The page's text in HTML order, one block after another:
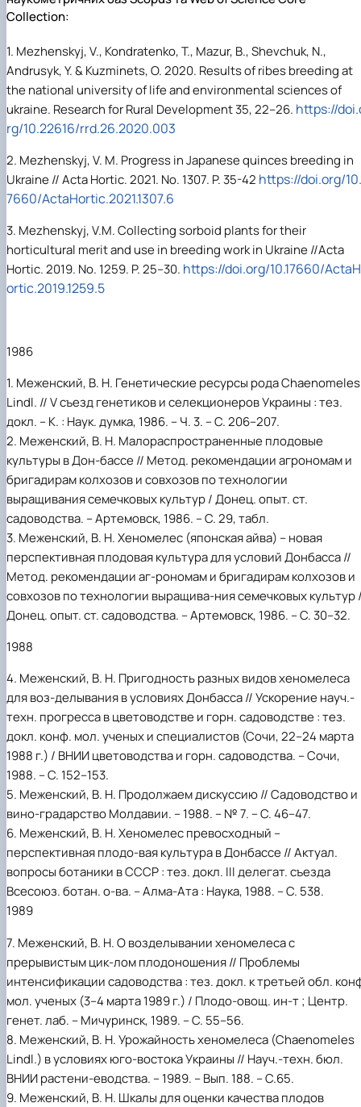
Нагородження гуртка
Участь гуртківців у І турі Всеукраїнського
конкурсу студентських наукових робіт…
Участь гуртківців у всеукраїнських та
міжнародних наукових заходах
Публікаційна (наукова) активність
Стратегія розвитку студентського
гуртка
Інстаграм сторінка гуртка
Керівники гуртка
Collection:
1. Mezhenskyj, V., Kondratenko, T., Mazur, B., Shevchuk, N.,
Andrusyk, Y. & Kuzminets, O. 2020. Results of ribes breeding at
the national university of life and environmental sciences of
ukraine. Research for Rural Development 35, 22–26. https://
rg/10.22616/rrd.26.2020.003
2. Mezhenskyj, V. M. Progress in Japanese quinces breeding in
Ukraine // Acta Hortic. 2021. No. 1307. P. 35-42 https://doi.org/
7660/ActaHortic.2021.1307.6
3. Mezhenskyj, V.M. Collecting sorboid plants for their
horticultural merit and use in breeding work in Ukraine //Acta
Hortic. 2019. No. 1259. P. 25–30. https://doi.org/10.17660/ActaH
ortic.2019.1259.5
1986
1. Меженский, В. Н. Генетические ресурсы рода Chaenomeles
Lindl. // V съезд генетиков и селекционеров Украины : тез.
докл. – К. : Наук. думка, 1986. – Ч. 3. – С. 206–207.
2. Меженский, В. Н. Малораспространенные плодовые
культуры в Дон-бассе // Метод. рекомендации агрономам и
бригадирам колхозов и совхозов по технологии
выращивания семечковых культур / Донец. опыт. ст.
садоводства. – Артемовск, 1986. – С. 29, табл.
3. Меженский, В. Н. Хеномелес (японская айва) – новая
перспективная плодовая культура для условий Донбасса //
Метод. рекомендации аг-рономам и бригадирам колхозов и
совхозов по технологии выращива-ния семечковых культур
Донец. опыт. ст. садоводства. – Артемовск, 1986. – C. 30–32.
1988
4. Меженский, В. Н. Пригодность разных видов хеномелеса
для воз-делывания в условиях Донбасса // Ускорение науч.-
техн. прогресса в цветоводстве и горн. садоводстве : тез.
докл. конф. мол. ученых и специалистов (Сочи, 22–24 марта
1988 г.) / ВНИИ цветоводства и горн. садоводства. – Сочи,
1988. – С. 152–153.
5. Меженский, В. Н. Продолжаем дискуссию // Садоводство и
вино-градарство Молдавии. – 1988. – № 7. – С. 46–47.
6. Меженский, В. Н. Хеномелес превосходный –
перспективная плодо-вая культура в Донбассе // Актуал.
вопросы ботаники в СССР : тез. докл. III делегат. съезда
Всесоюз. ботан. о-ва. – Алма-Ата : Наука, 1988. – С. 538.
1989
7. Меженский, В. Н. О возделывании хеномелеса с
прерывистым цик-лом плодоношения // Проблемы
интенсификации садоводства : тез. докл. к третьей обл.
мол. ученых (3–4 марта 1989 г.) / Плодо-овощ. ин-т ; Центр.
генет. лаб. – Мичуринск, 1989. – С. 55–56.
8. Меженский, В. Н. Урожайность хеномелеса (Chaenomeles
Lindl.) в условиях юго-востока Украины // Науч.-техн. бюл.
ВНИИ растени-еводства. – 1989. – Вып. 188. – С.65.
9. Меженский, В. Н. Шкалы для оценки качества плодов